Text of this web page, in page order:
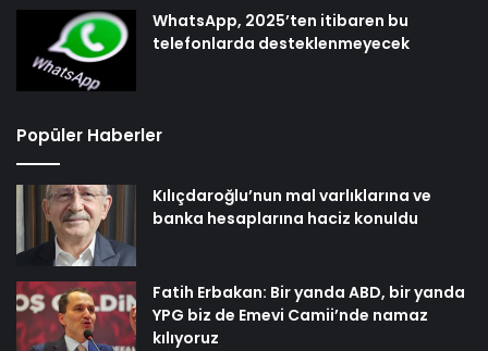
WhatsApp, 2025’ten itibaren bu
telefonlarda desteklenmeyecek
Popüler Haberler
Kılıçdaroğlu’nun mal varlıklarına ve
banka hesaplarına haciz konuldu
Fatih Erbakan: Bir yanda ABD, bir yanda
YPG biz de Emevi Camii’nde namaz
kılıyoruz